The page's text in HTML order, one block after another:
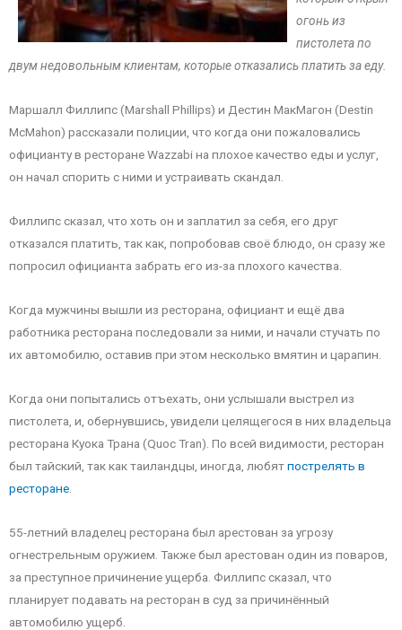
огонь из
пистолета по
двум недовольным клиентам, которые отказались платить за еду.
Маршалл Филлипс (Marshall Phillips) и Дестин МакМагон (Destin
McMahon) рассказали полиции, что когда они пожаловались
официанту в ресторане Wazzabi на плохое качество еды и услуг,
он начал спорить с ними и устраивать скандал.
Филлипс сказал, что хоть он и заплатил за себя, его друг
отказался платить, так как, попробовав своё блюдо, он сразу же
попросил официанта забрать его из-за плохого качества.
Когда мужчины вышли из ресторана, официант и ещё два
работника ресторана последовали за ними, и начали стучать по
их автомобилю, оставив при этом несколько вмятин и царапин.
Когда они попытались отъехать, они услышали выстрел из
пистолета, и, обернувшись, увидели целящегося в них владельца
ресторана Куока Трана (Quoc Tran). По всей видимости, ресторан
был тайский, так как таиландцы, иногда, любятпострелять в
ресторане
55-летний владелец ресторана был арестован за угрозу
огнестрельным оружием. Также был арестован один из поваров,
за преступное причинение ущерба. Филлипс сказал, что
планирует подавать на ресторан в суд за причинённый
автомобилю ущерб.